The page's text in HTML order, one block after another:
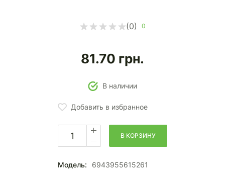
(0) 0
81.70 грн.
В наличии
Добавить в избранное
В КОРЗИНУ
Модель: 6943955615261